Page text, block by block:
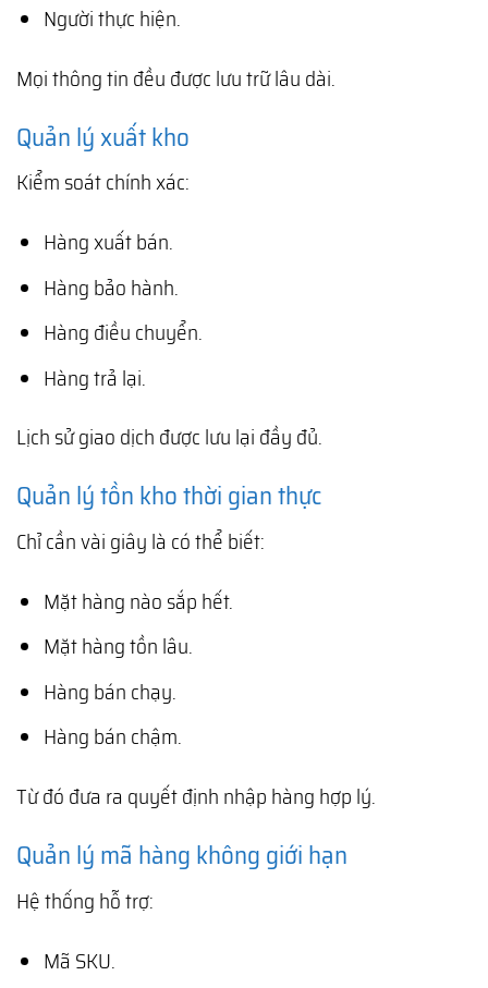
Người thực hiện.
Mọi thông tin đều được lưu trữ lâu dài.
Quản lý xuất kho
Kiểm soát chính xác:
Hàng xuất bán.
Hàng bảo hành.
Hàng điều chuyển.
Hàng trả lại.
Lịch sử giao dịch được lưu lại đầy đủ.
Quản lý tồn kho thời gian thực
Chỉ cần vài giây là có thể biết:
Mặt hàng nào sắp hết.
Mặt hàng tồn lâu.
Hàng bán chạy.
Hàng bán chậm.
Từ đó đưa ra quyết định nhập hàng hợp lý.
Quản lý mã hàng không giới hạn
Hệ thống hỗ trợ:
Mã SKU.